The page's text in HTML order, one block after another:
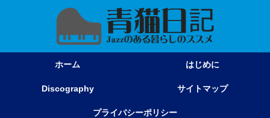
ホーム はじめに
Discography サイトマップ
プライバシーポリシー